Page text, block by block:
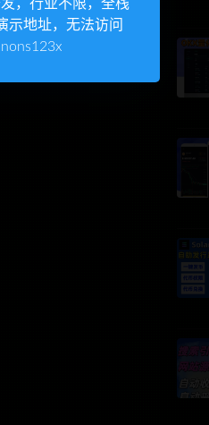
，行业不限，全栈
地址，无法访问